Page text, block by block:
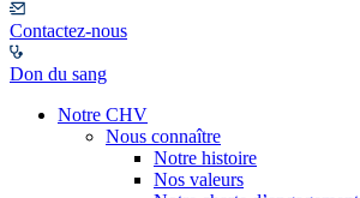
Contactez-nous
Don du sang
Notre CHV
Nous connaître
Notre histoire
Nos valeurs